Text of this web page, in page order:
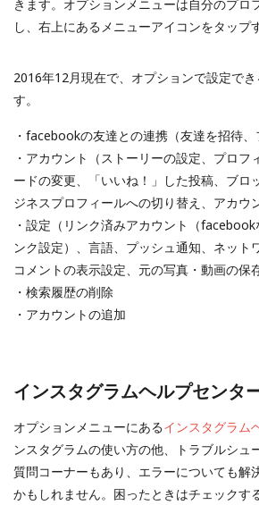
きます。オプションメニューは自分のプロ
し、右上にあるメニューアイコンをタップ
2016年12月現在で、オプションで設定で
す。
・facebookの友達との連携（友達を招待、
・アカウント（ストーリーの設定、プロフ
ードの変更、「いいね！」した投稿、ブロ
ジネスプロフィールへの切り替え、アカウ
・設定（リンク済みアカウント（
ンク設定）、言語、プッシュ通知、ネット
コメントの表示設定、元の写真・動画の保存
・検索履歴の削除
・アカウントの追加
インスタグラムヘルプセンタ
オプションメニューにあるインスタグラム
ンスタグラムの使い方の他、トラブルシュ
質問コーナーもあり、エラーについても解
かもしれません。困ったときはチェックす